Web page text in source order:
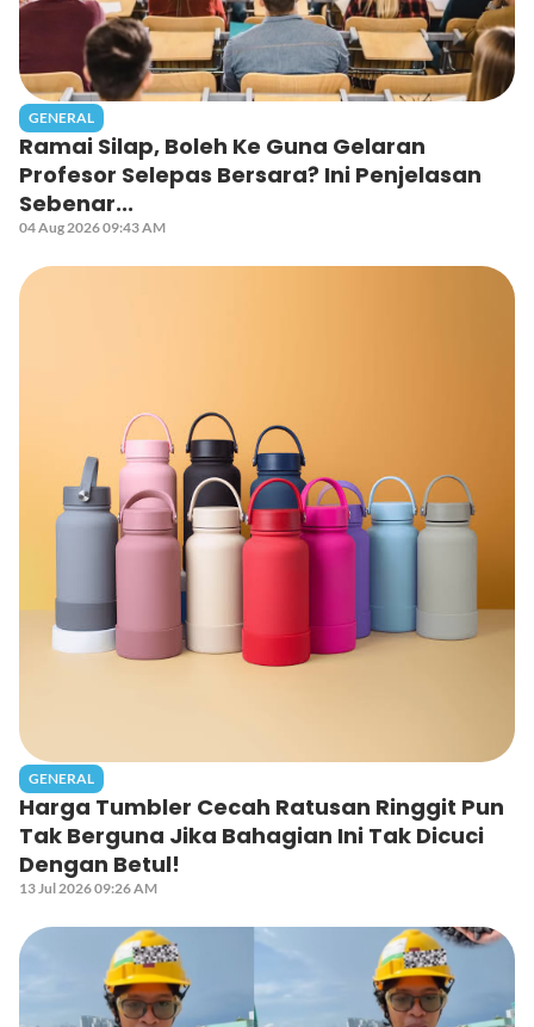
GENERAL
Ramai Silap, Boleh Ke Guna Gelaran
Profesor Selepas Bersara? Ini Penjelasan
Sebenar...
04 Aug 2026 09:43 AM
GENERAL
Harga Tumbler Cecah Ratusan Ringgit Pun
Tak Berguna Jika Bahagian Ini Tak Dicuci
Dengan Betul!
13 Jul 2026 09:26 AM